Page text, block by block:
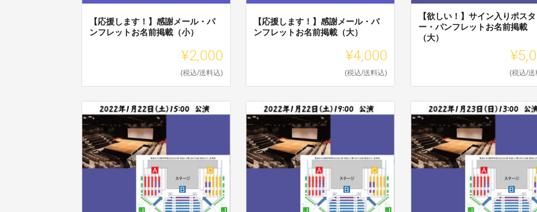
【応援します！】感謝メール・パ
ンフレットお名前掲載（小）
¥2,000
(税込/送料込)
【応援します！】感謝メール・パ
ンフレットお名前掲載（大）
¥4,000
(税込/送料込)
【欲しい！】サイン入りポスタ
ー・パンフレットお名前掲載
（大）
(税込/送